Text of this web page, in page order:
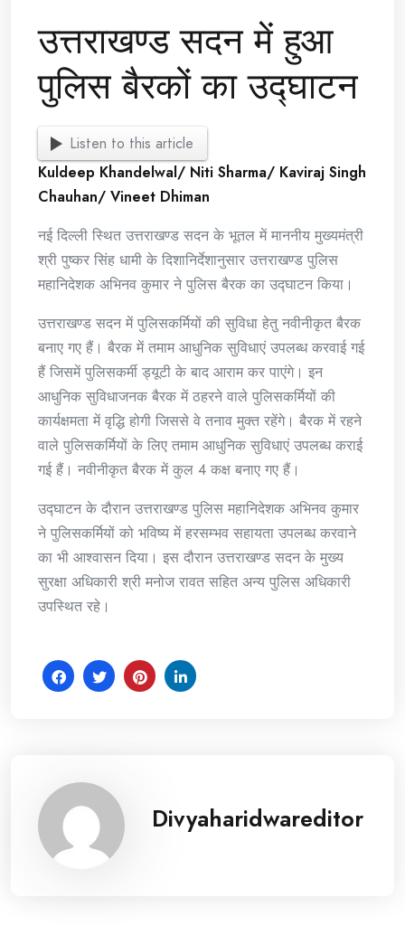
उत्तराखण्ड सदन में हुआ
पुलिस बैरकों का उद्घाटन
Listen to this article
Kuldeep Khandelwal/ Niti Sharma/ Kaviraj Singh
Chauhan/ Vineet Dhiman
नई दिल्ली स्थित उत्तराखण्ड सदन के भूतल में माननीय मुख्यमंत्री
श्री पुष्कर सिंह धामी के दिशानिर्देशानुसार उत्तराखण्ड पुलिस
महानिदेशक अभिनव कुमार ने पुलिस बैरक का उद्घाटन किया।
उत्तराखण्ड सदन में पुलिसकर्मियों की सुविधा हेतु नवीनीकृत बैरक
बनाए गए हैं। बैरक में तमाम आधुनिक सुविधाएं उपलब्ध करवाई गई
हैं जिसमें पुलिसकर्मी ड्यूटी के बाद आराम कर पाएंगे। इन
आधुनिक सुविधाजनक बैरक में ठहरने वाले पुलिसकर्मियों की
कार्यक्षमता में वृद्धि होगी जिससे वे तनाव मुक्त रहेंगे। बैरक में रहने
वाले पुलिसकर्मियों के लिए तमाम आधुनिक सुविधाएं उपलब्ध कराई
गई हैं। नवीनीकृत बैरक में कुल 4 कक्ष बनाए गए हैं।
उद्घाटन के दौरान उत्तराखण्ड पुलिस महानिदेशक अभिनव कुमार
ने पुलिसकर्मियों को भविष्य में हरसम्भव सहायता उपलब्ध करवाने
का भी आश्वासन दिया। इस दौरान उत्तराखण्ड सदन के मुख्य
सुरक्षा अधिकारी श्री मनोज रावत सहित अन्य पुलिस अधिकारी
उपस्थित रहे।
Divyaharidwareditor